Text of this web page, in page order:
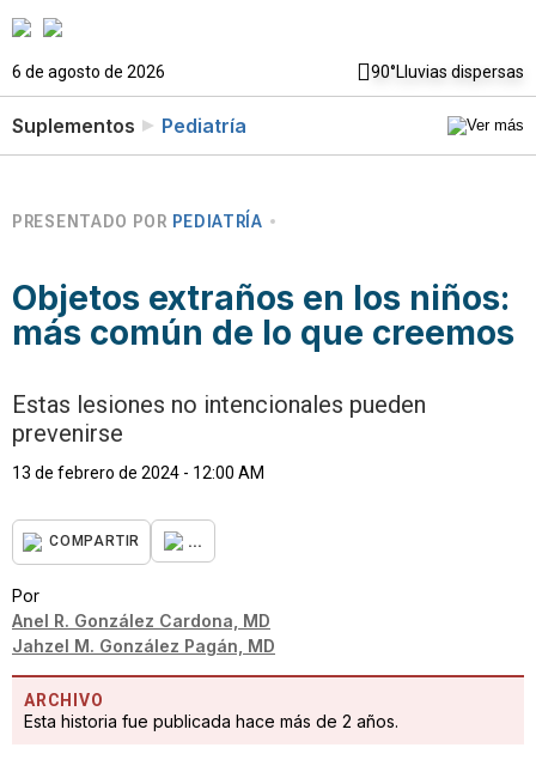
6 de agosto de 2026 90°Lluvias dispersas
Suplementos Pediatría
PRESENTADO POR PEDIATRÍA
Objetos extraños en los niños:
más común de lo que creemos
Estas lesiones no intencionales pueden
prevenirse
13 de febrero de 2024 - 12:00 AM
COMPARTIR ...
Por
Anel R. González Cardona, MD
Jahzel M. González Pagán, MD
ARCHIVO
Esta historia fue publicada hace más de 2 años.